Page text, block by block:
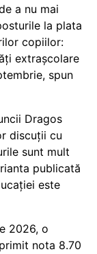
a nu mai
la plata
copiilor:
extrașcolare
spun
Dragos
discuții cu
sunt mult
publicată
este
2026, o
nota 8.70